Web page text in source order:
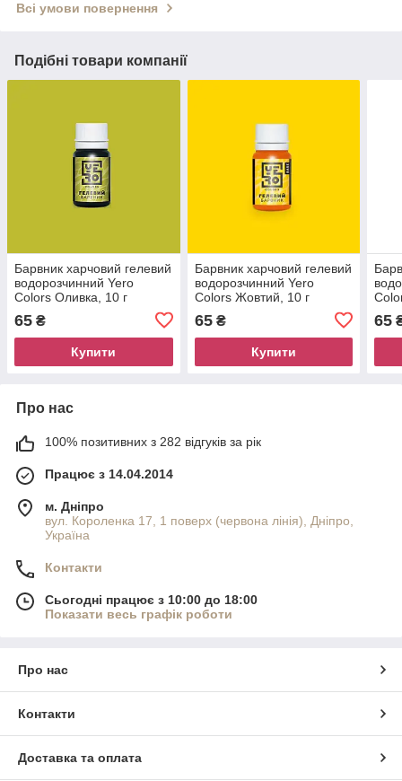
Всі умови повернення
Подібні товари компанії
Барвник харчовий гелевий
водорозчинний Yero
Colors Оливка, 10 г
65 ₴
Купити
Барвник харчовий гелевий
водорозчинний Yero
Colors Жовтий, 10 г
65₴
Купити
65
Про нас
100% позитивних з 282 відгуків за рік
Працює з 14.04.2014
м. Дніпро
вул. Короленка 17, 1 поверх (червона лінія), Дніпро,
Україна
Контакти
Сьогодні працює з 10:00 до 18:00
Показати весь графік роботи
Про нас
Контакти
Доставка та оплата